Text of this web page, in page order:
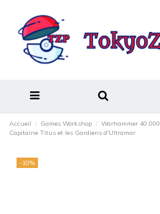
Accueil Games Workshop Warhammer 40.000
Capitaine Titus et les Gardiens d'Ultramar
-10%